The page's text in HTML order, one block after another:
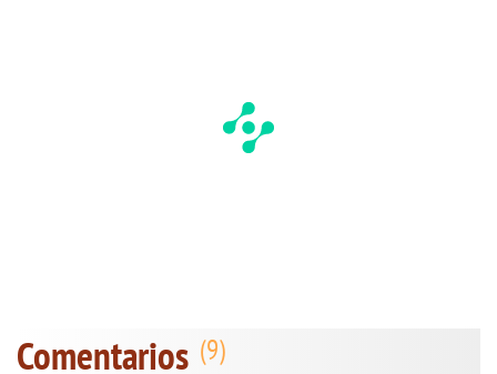
Comentarios